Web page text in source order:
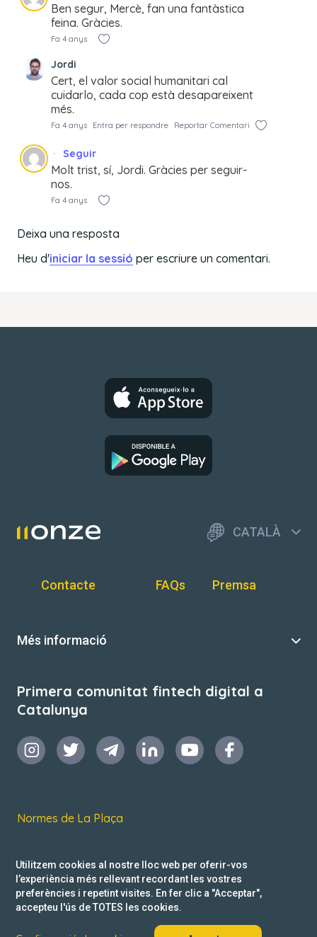
Ben segur, Mercè, fan una fantàstica
feina. Gràcies.
Fa 4 anys
Jordi
Cert, el valor social humanitari cal
cuidarlo, cada cop està desapareixent
més.
Fa 4 anys Entra per respondre Reportar Comentari
Seguir
Molt trist, sí, Jordi. Gràcies per seguir-
nos.
Fa 4 anys
Deixa una resposta
Heu d'iniciar la sessió per escriure un comentari.
CATALÀ
Contacte FAQs Premsa
Més informació
Primera comunitat fintech digital a
Catalunya
Normes de La Plaça
Política de privacitat
Reclamacions
Utilitzem cookies al nostre lloc web per oferir-vos
l’experiència més rellevant recordant les vostres
preferències i repetint visites. En fer clic a "Acceptar",
accepteu l'ús de TOTES les cookies.